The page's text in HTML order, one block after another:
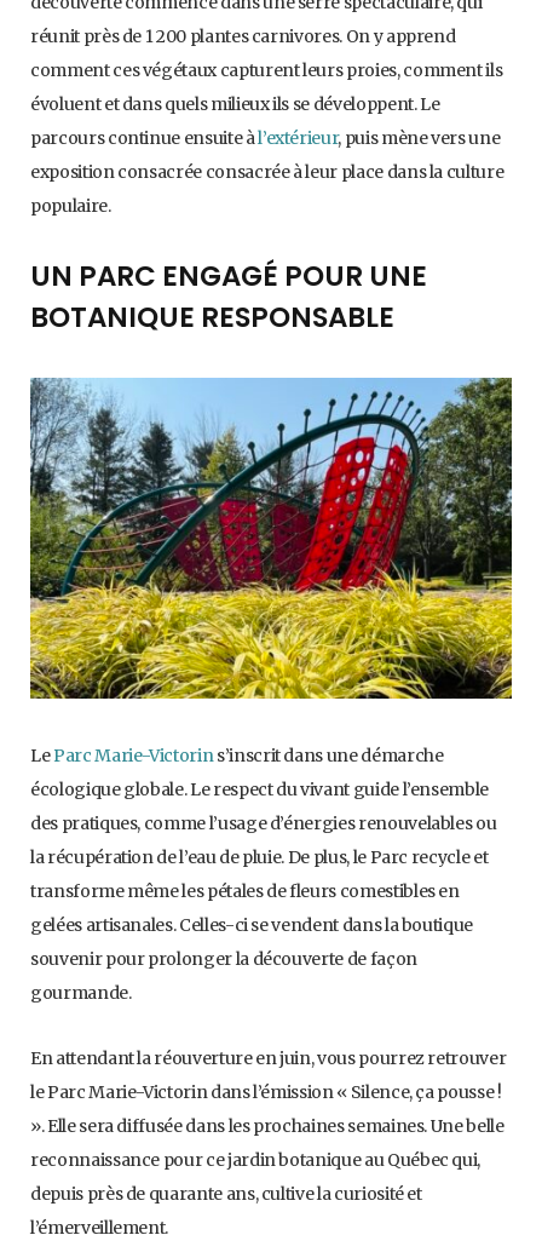
réunit près de 1 200 plantes carnivores. On y apprend
comment ces végétaux capturent leurs proies, comment ils
évoluent et dans quels milieux ils se développent. Le
parcours continue ensuite àl’extérieur, puis mène vers une
exposition consacrée consacrée à leur place dans la culture
populaire.
UN PARC ENGAGÉ POUR UNE
BOTANIQUE RESPONSABLE
LeParc Marie-Victorins’inscrit dans une démarche
écologique globale. Le respect du vivant guide l’ensemble
des pratiques, comme l’usage d’énergies renouvelables ou
la récupération de l’eau de pluie. De plus, le Parc recycle et
transforme même les pétales de fleurs comestibles en
gelées artisanales. Celles-ci se vendent dans la boutique
souvenir pour prolonger la découverte de façon
gourmande.
En attendant la réouverture en juin, vous pourrez retrouver
le Parc Marie-Victorin dans l’émission « Silence, ça pousse !
». Elle sera diffusée dans les prochaines semaines. Une belle
reconnaissance pour ce jardin botanique au Québec qui,
depuis près de quarante ans, cultive la curiosité et
l’émerveillement.